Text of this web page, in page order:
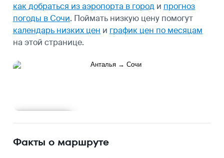
как добраться из аэропорта в город и прогноз
погоды в Сочи. Поймать низкую цену помогут
календарь низких цен и график цен по месяцам
на этой странице.
Факты о маршруте